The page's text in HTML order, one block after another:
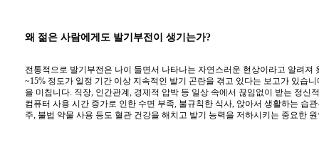
왜 젊은 사람에게도 발기부전이 생기는가?
전통적으로 발기부전은 나이 들면서 나타나는 자연스러운 현상이라고 알려
~15% 정도가 일정 기간 이상 지속적인 발기 곤란을 겪고 있다는 보고가 있습
을 미칩니다. 직장, 인간관계, 경제적 압박 등 일상 속에서 끊임없이 받는 정
컴퓨터 사용 시간 증가로 인한 수면 부족, 불규칙한 식사, 앉아서 생활하는 습
주, 불법 약물 사용 등도 혈관 건강을 해치고 발기 능력을 저하시키는 중요한